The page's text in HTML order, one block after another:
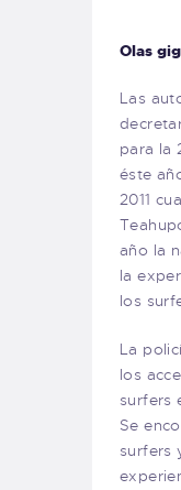
Olas
Las
para la
éste
2011
año la
la
los
La
los
surfers
Se
surfers